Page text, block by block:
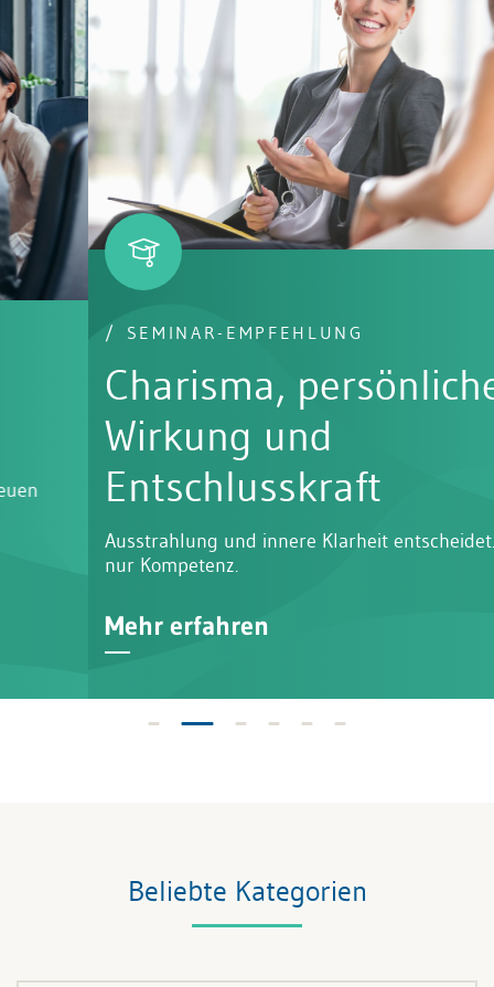
SEMINAR-EMPFEHLUNG
Charisma, persönliche
Wirkung und
Entschlusskraft
Ausstrahlung und innere Klarheit entscheidet. Nicht
nur Kompetenz.
Mehr erfahren
Beliebte Kategorien